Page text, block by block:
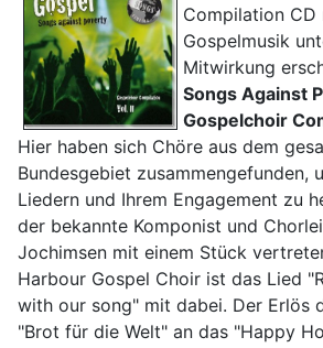
Compilation
Gospelmusik
Mitwirkung
Songs Against
Gospelchoir
Hier haben sich Chöre aus dem
Bundesgebiet zusammengefunden,
Liedern und Ihrem Engagement zu
der bekannte Komponist und
Jochimsen mit einem Stück
Harbour Gospel Choir ist das Lied
with our song" mit dabei. Der Erlös
"Brot für die Welt" an das "Happy